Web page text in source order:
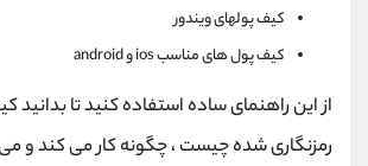
کیف پولهای ویندور
کیف پول های مناسب ios و android
از این راهنمای ساده استفاده کنید تا بدانید
رمزنگاری شده چیست ، چگونه کار می کند و